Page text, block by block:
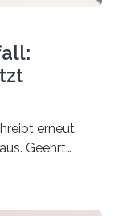
erneut
Geehrt
zum Thema